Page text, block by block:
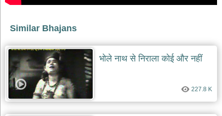
भक्ति
patriotic
bhajans
खाटू
श्याम
भजन
khatu
bhajans
Similar Bhajans
भोले नाथ से निराला कोई और नहीं
227.8 K